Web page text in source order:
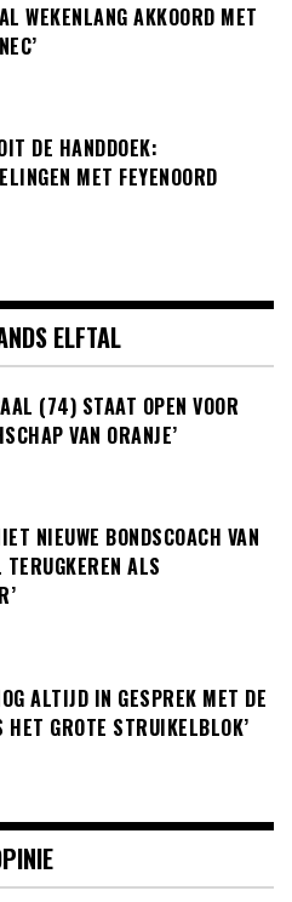
WEKENLANG AKKOORD MET
DE HANDDOEK:
MET FEYENOORD
ELFTAL
(74) STAAT OPEN VOOR
VAN ORANJE’
NIEUWE BONDSCOACH VAN
TERUGKEREN ALS
ALTIJD IN GESPREK MET DE
GROTE STRUIKELBLOK’